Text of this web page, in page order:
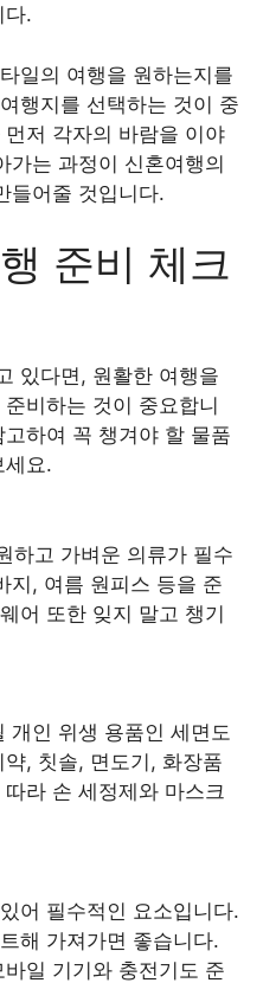
다.
일의 여행을 원하는지를
행지를 선택하는 것이 중
저 각자의 바람을 이야
가는 과정이 신혼여행의
들어줄 것입니다.
준비 체크
있다면, 원활한 여행을
비하는 것이 중요합니
하여 꼭 챙겨야 할 물품
세요.
하고 가벼운 의류가 필수
지, 여름 원피스 등을 준
어 또한 잊지 말고 챙기
개인 위생 용품인 세면도
, 칫솔, 면도기, 화장품
라 손 세정제와 마스크
어 필수적인 요소입니다.
해 가져가면 좋습니다.
일 기기와 충전기도 준